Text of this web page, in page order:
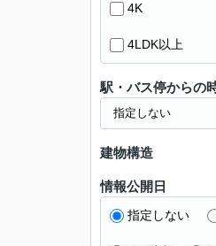
4K
4LDK以上
駅・バス停からの
建物構造
情報公開日
指定しない